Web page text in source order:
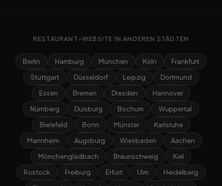
RESTAURANT-WEBSITE IN ANDEREN STÄDTEN
Berlin Hamburg München Köln
Frankfurt
Stuttgart
Düsseldorf Leipzig
Dortmund
Essen
Bremen Dresden
Hannover
Nürnberg
Duisburg Bochum
Wuppertal
Bielefeld
Bonn Münster
Karlsruhe
Mannheim
Augsburg Wiesbaden
Aachen
Mönchengladbach
Braunschweig
Kiel
Rostock
Freiburg Erfurt Ulm
Heidelberg